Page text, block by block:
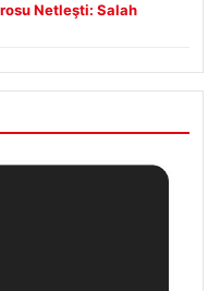
Netleşti: Salah